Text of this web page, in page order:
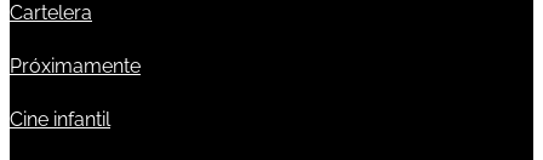
Cartelera
Próximamente
Cine infantil